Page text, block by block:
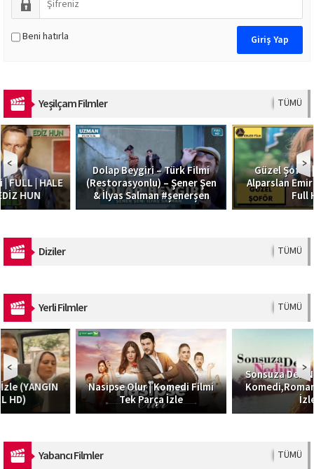
Beni hatırla
Yeşilçam Filmler TÜMÜ
Dolap Beygiri – Türk Filmi
(Restorasyonlu) – Şener Şen
& İlyas Salman #şenerşen
Güzel Şoför | Filiz Akın,
Alparslan Emir | Türk Filmi |
Full HD
Diziler TÜMÜ
Yerli Filmler TÜMÜ
Nasipse Olur | Komedi Filmi
Tek Parça İzle
Sonsuza Dek Nedime I Türk
Komedi,Romantik Filmi HD
İzle
Yabancı Filmler TÜMÜ